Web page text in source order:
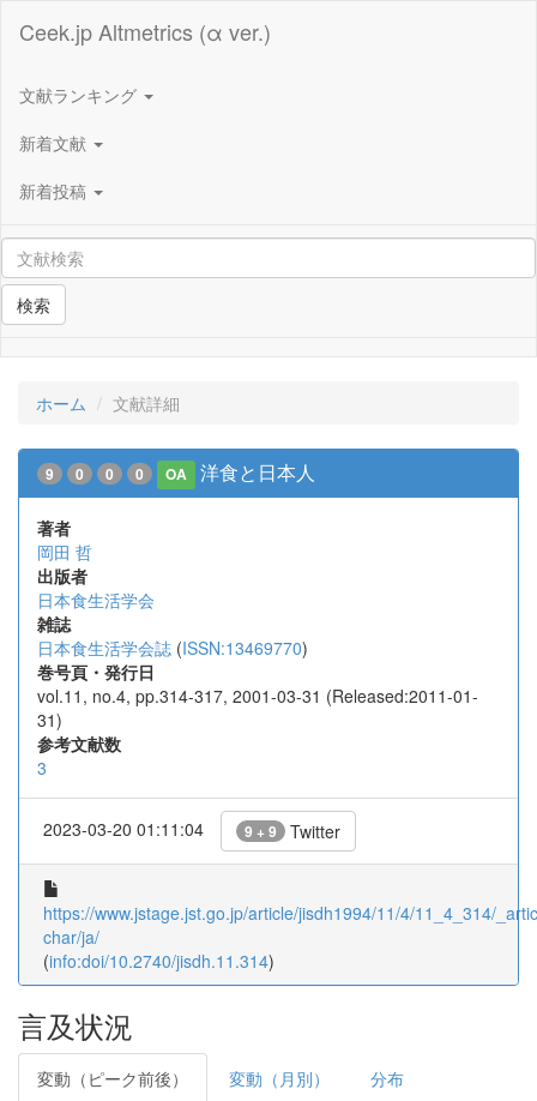
Ceek.jp Altmetrics (α ver.)
文献ランキング
新着文献
新着投稿
検索
ホーム 文献詳細
9 0 0 0 OA 洋食と日本人
著者
岡田 哲
出版者
日本食生活学会
雑誌
日本食生活学会誌 (ISSN:13469770)
巻号頁・発行日
vol.11, no.4, pp.314-317, 2001-03-31 (Released:2011-01-
31)
参考文献数
3
2023-03-20 01:11:04 9 + 9 Twitter
https://www.jstage.jst.go.jp/article/jisdh1994/11/4/11_4_314/
char/ja/
(info:doi/10.2740/jisdh.11.314)
言及状況
変動（ピーク前後） 変動（月別） 分布